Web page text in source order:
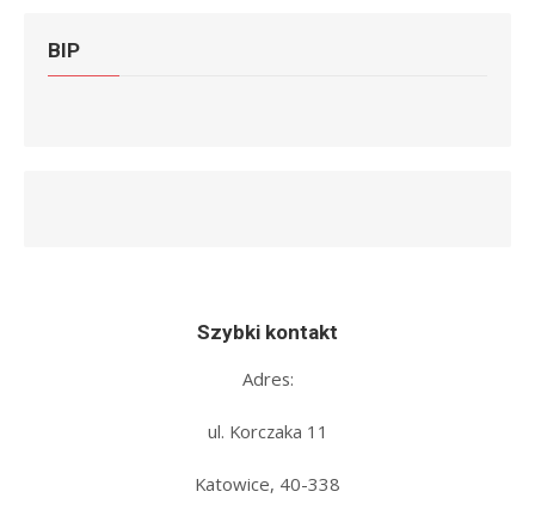
BIP
Szybki kontakt
Adres:
ul. Korczaka 11
Katowice, 40-338